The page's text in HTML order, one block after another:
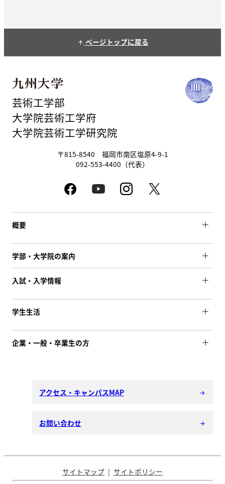
arrow_upward ページトップに戻る
芸術工学部
大学院芸術工学府
大学院芸術工学研究院
〒815-8540 福岡市南区塩原4-9-1
092-553-4400（代表）
概要
学部・大学院の案内
入試・入学情報
学生生活
企業・一般・卒業生の方
アクセス・キャンパスMAP arrow_forward
お問い合わせ arrow_forward
サイトマップ サイトポリシー